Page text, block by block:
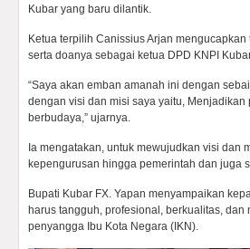
Kubar yang baru dilantik.
Ketua terpilih Canissius Arjan
serta doanya sebagai ketua DPD KNPI
“Saya akan emban amanah ini dengan
dengan visi dan misi saya yaitu,
berbudaya,” ujarnya.
Ia mengatakan, untuk mewujudkan visi dan
kepengurusan hingga pemerintah dan juga
Bupati Kubar FX. Yapan menyampaikan
harus tangguh, profesional, berkualitas,
penyangga Ibu Kota Negara (IKN).